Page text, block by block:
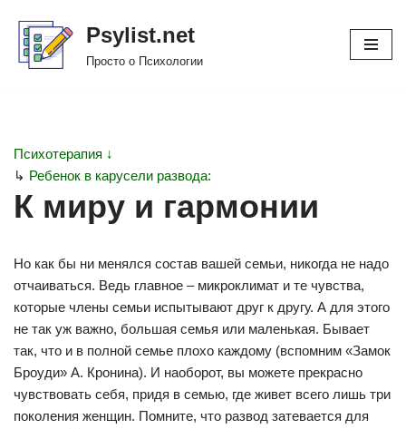
Перейти
Psylist.net
Просто о Психологии
Психотерапия ↓
↳ Ребенок в карусели развода:
К миру и гармонии
Но как бы ни менялся состав вашей семьи, никогда не надо
отчаиваться. Ведь главное – микроклимат и те чувства,
которые члены семьи испытывают друг к другу. А для этого
не так уж важно, большая семья или маленькая. Бывает
так, что и в полной семье плохо каждому (вспомним «Замок
Броуди» А. Кронина). И наоборот, вы можете прекрасно
чувствовать себя, придя в семью, где живет всего лишь три
поколения женщин. Помните, что развод затевается для